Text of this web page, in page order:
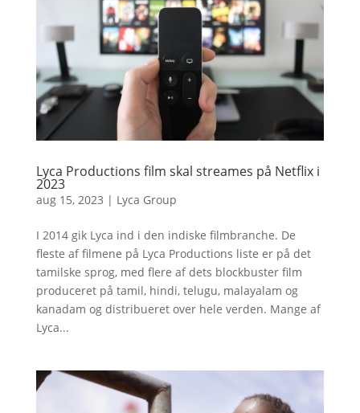
Lyca Productions film skal streames på Netflix i
2023
aug 15, 2023 | Lyca Group
I 2014 gik Lyca ind i den indiske filmbranche. De
fleste af filmene på Lyca Productions liste er på det
tamilske sprog, med flere af dets blockbuster film
produceret på tamil, hindi, telugu, malayalam og
kanadam og distribueret over hele verden. Mange af
Lyca...